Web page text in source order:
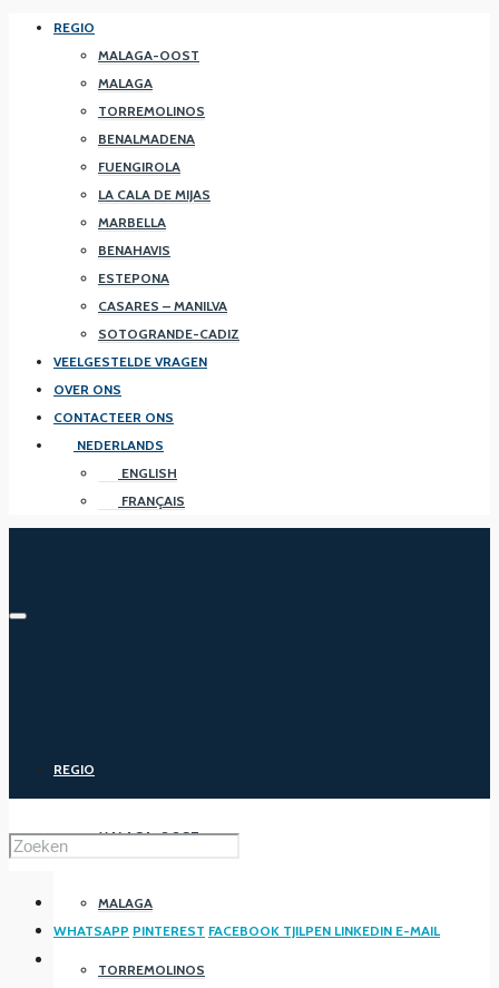
REGIO
MALAGA-OOST
MALAGA
TORREMOLINOS
BENALMADENA
FUENGIROLA
LA CALA DE MIJAS
MARBELLA
BENAHAVIS
ESTEPONA
CASARES – MANILVA
SOTOGRANDE-CADIZ
VEELGESTELDE VRAGEN
OVER ONS
CONTACTEER ONS
NEDERLANDS
ENGLISH
FRANÇAIS
REGIO
MALAGA-OOST
MALAGA
TORREMOLINOS
WHATSAPP PINTEREST FACEBOOK TJILPEN LINKEDIN E-MAIL